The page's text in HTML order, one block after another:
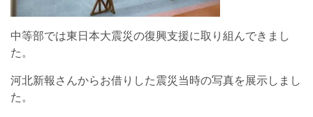
中等部では東日本大震災の復興支援に取り組んできまし
た。
河北新報さんからお借りした震災当時の写真を展示しまし
た。